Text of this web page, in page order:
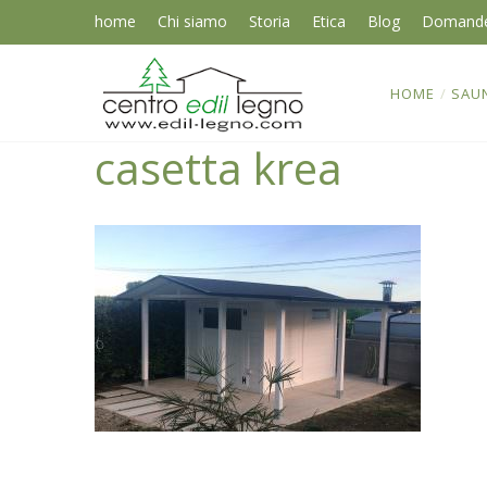
home Chi siamo Storia Etica Blog
HOME /
casetta krea